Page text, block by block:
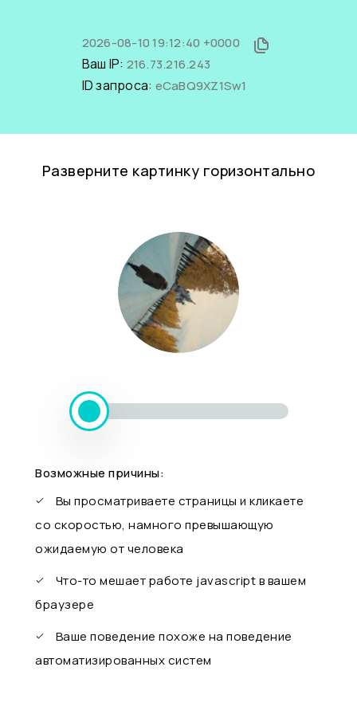
2026-08-10 19:12:40 +0000
Ваш IP: 216.73.216.243
ID запроса: eCaBQ9XZ1Sw1
Разверните картинку горизонтально
Возможные причины:
Вы просматриваете страницы и кликаете
со скоростью, намного превышающую
ожидаемую от человека
Что-то мешает работе javascript в вашем
браузере
Ваше поведение похоже на поведение
автоматизированных систем